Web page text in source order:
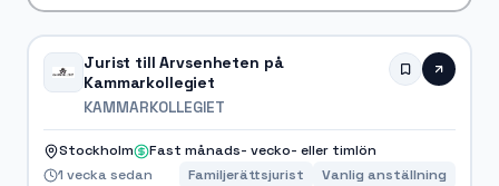
Jurist till Arvsenheten på
Kammarkollegiet
KAMMARKOLLEGIET
Stockholm
Fast månads- vecko- eller timlön
1 vecka sedan
Familjerättsjurist Vanlig anställning